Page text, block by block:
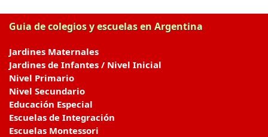
Guia de colegios y escuelas en Argentina
Jardines Maternales
Jardines de Infantes / Nivel Inicial
Nivel Primario
Nivel Secundario
Educación Especial
Escuelas de Integración
Escuelas Montessori